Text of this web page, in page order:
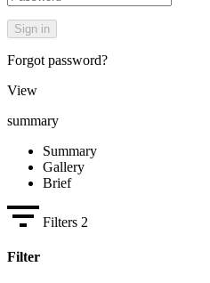
Forgot password?
View
summary
Summary
Gallery
Brief
Filters 2
Filter